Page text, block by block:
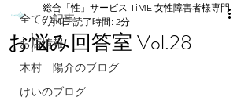
全ての記事
お店情報
木村 陽介のブログ
けいのブログ
お悩み回答室 Vol.28
総合「性」サービス TiME 女性障害者様専門
7月4日 読了時間: 2分